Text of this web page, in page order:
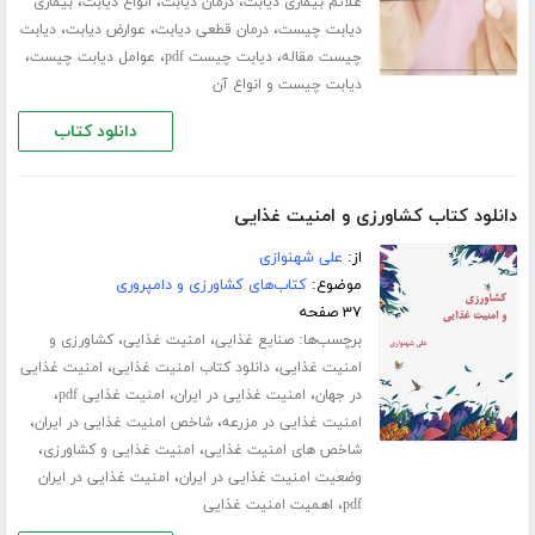
دیابت چیست،درمان قطعی دیابت، عوارض دیابت،دیابت
چیست مقاله،دیابت چیست pdf ، عوامل دیابت چیست،
دیابت چیست و انواع آن
دانلود کتاب
دانلود کتاب کشاورزی و امنیت غذایی
از: علی شهنوازی
موضوع:کتاب‌های کشاورزی و دامپروری
۳۷ صفحه
برچسب‌ها:صنایع غذایی، امنیت غذایی،کشاورزی و
امنیت غذایی،دانلود کتاب امنیت غذایی، امنیت غذایی
در جهان، امنیت غذایی در ایران، امنیت غذایی pdf ،
امنیت غذایی در مزرعه،شاخص امنیت غذایی در ایران،
شاخص های امنیت غذایی، امنیت غذایی و کشاورزی،
وضعیت امنیت غذایی در ایران، امنیت غذایی در ایران
pdf، اهمیت امنیت غذایی